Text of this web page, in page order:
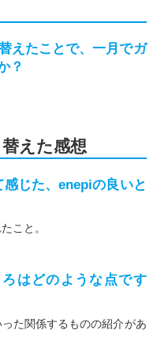
えたことで、一月でガ
？
えた感想
じた、enepiの良いと
こと。
はどのような点です
た関係するものの紹介があ